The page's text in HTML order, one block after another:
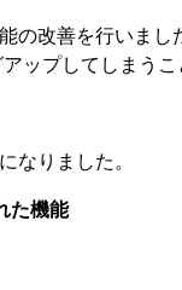
の改善を行いまし
ップしてしまう
なりました。
た機能